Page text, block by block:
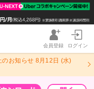
会員登録 ログイン
のお知らせ 8月12日 (水)